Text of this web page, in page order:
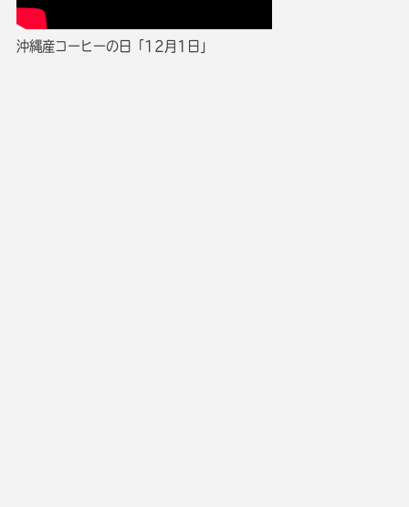
沖縄産コーヒーの日「12月1日」